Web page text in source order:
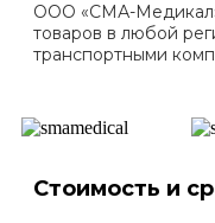
ООО «СМА-Медикал»
товаров в любой
транспортными
Стоимость и